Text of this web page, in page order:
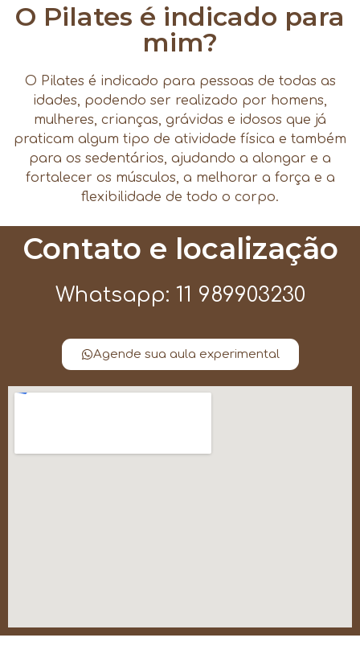
O Pilates é indicado para
mim?
O Pilates é indicado para pessoas de todas as
idades, podendo ser realizado por homens,
mulheres, crianças, grávidas e idosos que já
praticam algum tipo de atividade física e também
para os sedentários, ajudando a alongar e a
fortalecer os músculos, a melhorar a força e a
flexibilidade de todo o corpo.
Contato e localização
Whatsapp: 11 989903230
Agende sua aula experimental